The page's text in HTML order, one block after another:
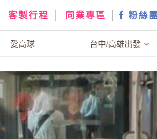
客製行程 同業專區 粉絲團
愛高球 台中/高雄出發